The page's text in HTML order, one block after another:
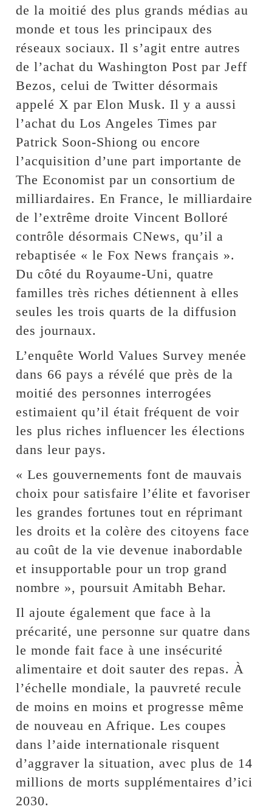
de la moitié des plus grands médias au
monde et tous les principaux des
réseaux sociaux. Il s’agit entre autres
de l’achat du Washington Post par Jeff
Bezos, celui de Twitter désormais
appelé X par Elon Musk. Il y a aussi
l’achat du Los Angeles Times par
Patrick Soon-Shiong ou encore
l’acquisition d’une part importante de
The Economist par un consortium de
milliardaires. En France, le milliardaire
de l’extrême droite Vincent Bolloré
contrôle désormais CNews, qu’il a
rebaptisée « le Fox News français ».
Du côté du Royaume-Uni, quatre
familles très riches détiennent à elles
seules les trois quarts de la diffusion
des journaux.
L’enquête World Values Survey menée
dans 66 pays a révélé que près de la
moitié des personnes interrogées
estimaient qu’il était fréquent de voir
les plus riches influencer les élections
dans leur pays.
« Les gouvernements font de mauvais
choix pour satisfaire l’élite et favoriser
les grandes fortunes tout en réprimant
les droits et la colère des citoyens face
au coût de la vie devenue inabordable
et insupportable pour un trop grand
nombre », poursuit Amitabh Behar.
Il ajoute également que face à la
précarité, une personne sur quatre dans
le monde fait face à une insécurité
alimentaire et doit sauter des repas. À
l’échelle mondiale, la pauvreté recule
de moins en moins et progresse même
de nouveau en Afrique. Les coupes
dans l’aide internationale risquent
d’aggraver la situation, avec plus de 14
millions de morts supplémentaires d’ici
2030.